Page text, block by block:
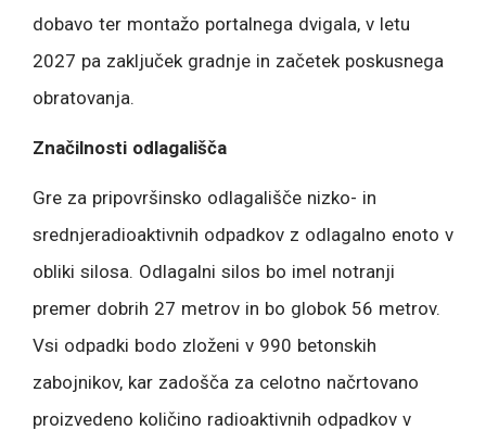
dobavo ter montažo portalnega dvigala, v letu
2027 pa zaključek gradnje in začetek poskusnega
obratovanja.
Značilnosti odlagališča
Gre za pripovršinsko odlagališče nizko- in
srednjeradioaktivnih odpadkov z odlagalno enoto v
obliki silosa. Odlagalni silos bo imel notranji
premer dobrih 27 metrov in bo globok 56 metrov.
Vsi odpadki bodo zloženi v 990 betonskih
zabojnikov, kar zadošča za celotno načrtovano
proizvedeno količino radioaktivnih odpadkov v